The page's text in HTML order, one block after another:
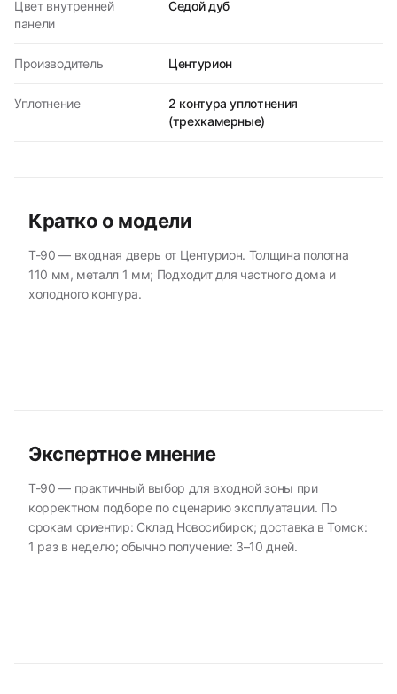
Цвет внутренней
панели
Седой дуб
Производитель Центурион
Уплотнение
2 контура уплотнения
(трехкамерные)
Кратко о модели
T-90 — входная дверь от Центурион. Толщина полотна
110 мм, металл 1 мм; Подходит для частного дома и
холодного контура.
Экспертное мнение
T-90 — практичный выбор для входной зоны при
корректном подборе по сценарию эксплуатации. По
срокам ориентир: Склад Новосибирск; доставка в Томск:
1 раз в неделю; обычно получение: 3–10 дней.